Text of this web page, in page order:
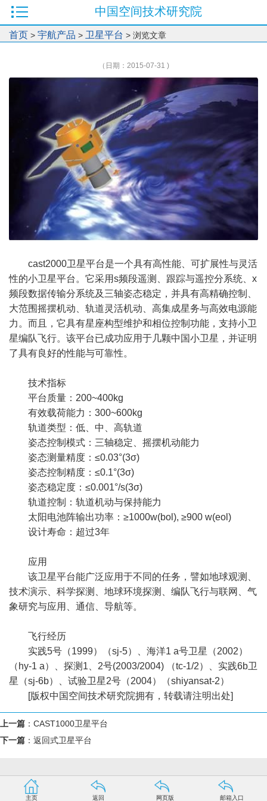
中国空间技术研究院
首页 > 宇航产品 > 卫星平台 > 浏览文章
（日期：2015-07-31 )
cast2000卫星平台是一个具有高性能、可扩展性与灵活
性的小卫星平台。它采用s频段遥测、跟踪与遥控分系统、x
频段数据传输分系统及三轴姿态稳定，并具有高精确控制、
大范围摇摆机动、轨道灵活机动、高集成星务与高效电源能
力。而且，它具有星座构型维护和相位控制功能，支持小卫
星编队飞行。该平台已成功应用于几颗中国小卫星，并证明
了具有良好的性能与可靠性。
技术指标
平台质量：200~400kg
有效载荷能力：300~600kg
轨道类型：低、中、高轨道
姿态控制模式：三轴稳定、摇摆机动能力
姿态测量精度：≤0.03°(3σ)
姿态控制精度：≤0.1°(3σ)
姿态稳定度：≤0.001°/s(3σ)
轨道控制：轨道机动与保持能力
太阳电池阵输出功率：≥1000w(bol), ≥900 w(eol)
设计寿命：超过3年
应用
该卫星平台能广泛应用于不同的任务，譬如地球观测、
技术演示、科学探测、地球环境探测、编队飞行与联网、气
象研究与应用、通信、导航等。
飞行经历
实践5号（1999）（sj-5）、海洋1 a号卫星（2002）
（hy-1 a）、探测1、2号(2003/2004) （tc-1/2）、实践6b卫
星（sj-6b）、试验卫星2号（2004）（shiyansat-2）
[版权中国空间技术研究院拥有，转载请注明出处]
上一篇 ： CAST1000卫星平台
下一篇 ： 返回式卫星平台
主页 返回 网页版 邮箱入口